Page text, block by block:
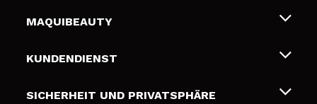
MAQUIBEAUTY
Über uns
Geschenkkarten
KUNDENDIENST
Liefer- und Versandkosten
SICHERHEIT UND PRIVATSPHÄRE